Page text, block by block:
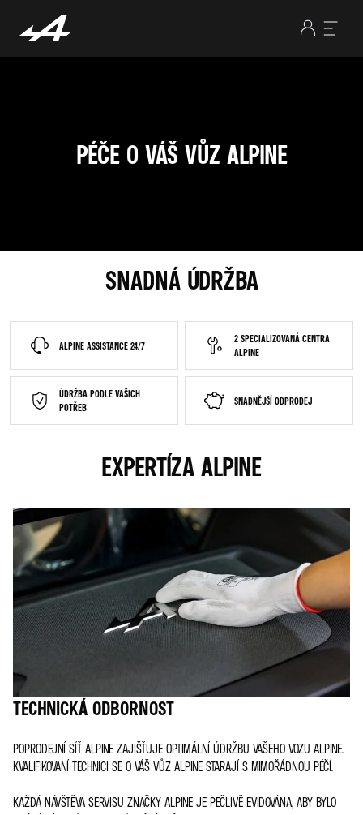
PÉČE O VÁŠ VŮZ ALPINE
SNADNÁ ÚDRŽBA
ALPINE ASSISTANCE 24/7
2 SPECIALIZOVANÁ CENTRA
ALPINE
ÚDRŽBA PODLE VAŠICH
POTŘEB
SNADNĚJŠÍ ODPRODEJ
EXPERTÍZA ALPINE
TECHNICKÁ ODBORNOST
POPRODEJNÍ SÍŤ ALPINE ZAJIŠŤUJE OPTIMÁLNÍ ÚDRŽBU VAŠEHO VOZU ALPINE.
KVALIFIKOVANÍ TECHNICI SE O VÁŠ VŮZ ALPINE STARAJÍ S MIMOŘÁDNOU PÉČÍ.
KAŽDÁ NÁVŠTĚVA SERVISU ZNAČKY ALPINE JE PEČLIVĚ EVIDOVÁNA, ABY BYLO